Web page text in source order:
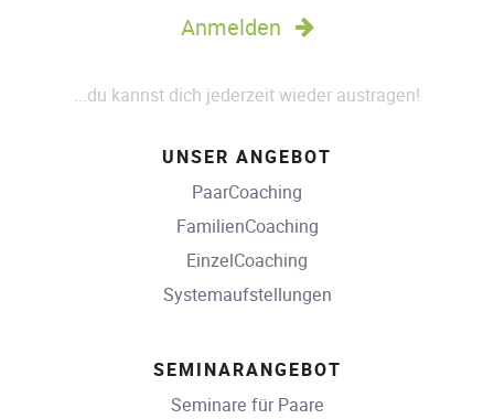
Anmelden
...du kannst dich jederzeit wieder austragen!
UNSER ANGEBOT
PaarCoaching
FamilienCoaching
EinzelCoaching
Systemaufstellungen
SEMINARANGEBOT
Seminare für Paare